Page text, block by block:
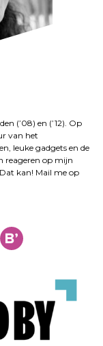
(’08) en (’12). Op
van het
leuke gadgets en de
reageren op mijn
kan! Mail me op
bloglovin